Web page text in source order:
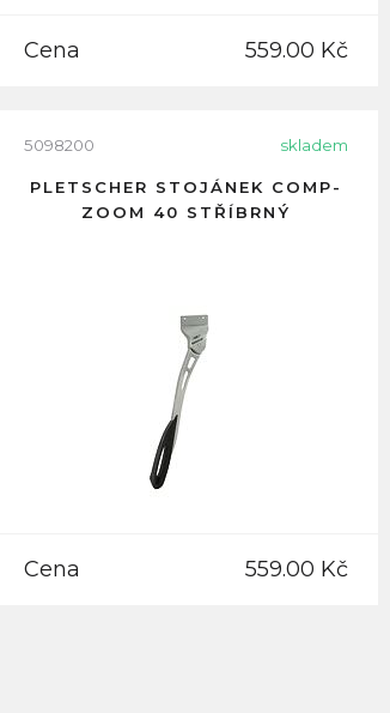
Cena 559.00 Kč
5098200 skladem
PLETSCHER STOJÁNEK COMP-
ZOOM 40 STŘÍBRNÝ
Cena 559.00 Kč